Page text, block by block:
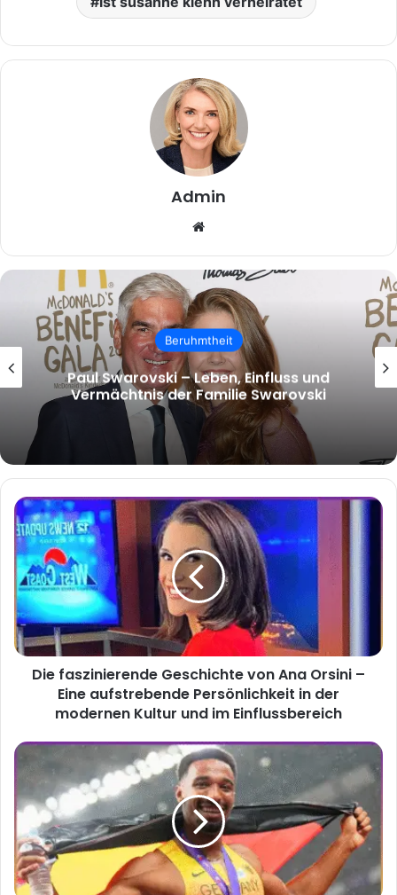
Admin
Beruhmtheit
malcolm.mcrae – Wer ist Malcolm
McRae und warum wächst das Interesse
an ihm?
Die
faszinierende
Geschichte
von
Ana
Orsini
–
Eine
aufstrebende
Persönlichkeit
Kultur
und
Einflussbereich
Die faszinierende Geschichte von Ana Orsini –
Eine aufstrebende Persönlichkeit in der
modernen Kultur und im Einflussbereich
Leo
Neugebauer
–
Blick
hinter
das